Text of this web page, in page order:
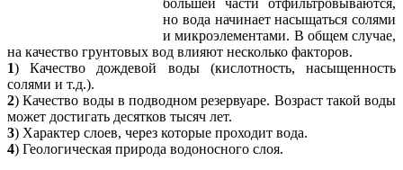
но вода начинает насыщаться солями
и микроэлементами. В общем случае,
на качество грунтовых вод влияют несколько факторов.
1) Качество дождевой воды (кислотность, насыщенность
солями и т.д.).
2) Качество воды в подводном резервуаре. Возраст такой воды
может достигать десятков тысяч лет.
3) Характер слоев, через которые проходит вода.
4) Геологическая природа водоносного слоя.